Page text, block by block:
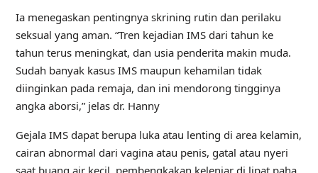
Ia menegaskan pentingnya skrining rutin dan perilaku
seksual yang aman. “Tren kejadian IMS dari tahun ke
tahun terus meningkat, dan usia penderita makin muda.
Sudah banyak kasus IMS maupun kehamilan tidak
diinginkan pada remaja, dan ini mendorong tingginya
angka aborsi,” jelas dr. Hanny
Gejala IMS dapat berupa luka atau lenting di area kelamin,
cairan abnormal dari vagina atau penis, gatal atau nyeri
saat buang air kecil, pembengkakan kelenjar di lipat paha,